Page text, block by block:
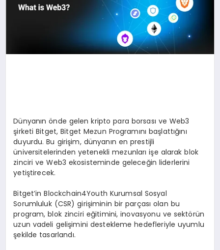
Dünyanın önde gelen kripto para borsası ve Web3
şirketi Bitget, Bitget Mezun Programını başlattığını
duyurdu. Bu girişim, dünyanın en prestijli
üniversitelerinden yetenekli mezunları işe alarak blok
zinciri ve Web3 ekosisteminde geleceğin liderlerini
yetiştirecek.
Bitget’in Blockchain4Youth Kurumsal Sosyal
Sorumluluk (CSR) girişiminin bir parçası olan bu
program, blok zinciri eğitimini, inovasyonu ve sektörün
uzun vadeli gelişimini destekleme hedefleriyle uyumlu
şekilde tasarlandı.